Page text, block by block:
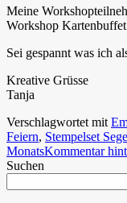
Meine
Workshop
Sei gespannt was ich
Kreative Grüsse
Tanja
Verschlagwortet mit
Feiern, Stempelset
MonatsKommentar
Suchen